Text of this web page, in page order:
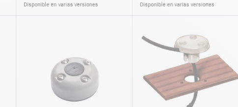
Disponible en varias versiones Disponible en varias versiones